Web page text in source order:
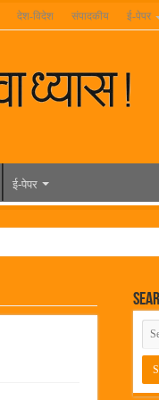
देश-विदेश संपादकीय ई-पेपर
ई-पेपर